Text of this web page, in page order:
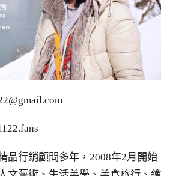
品行銷顧問多年，2008年2月開始